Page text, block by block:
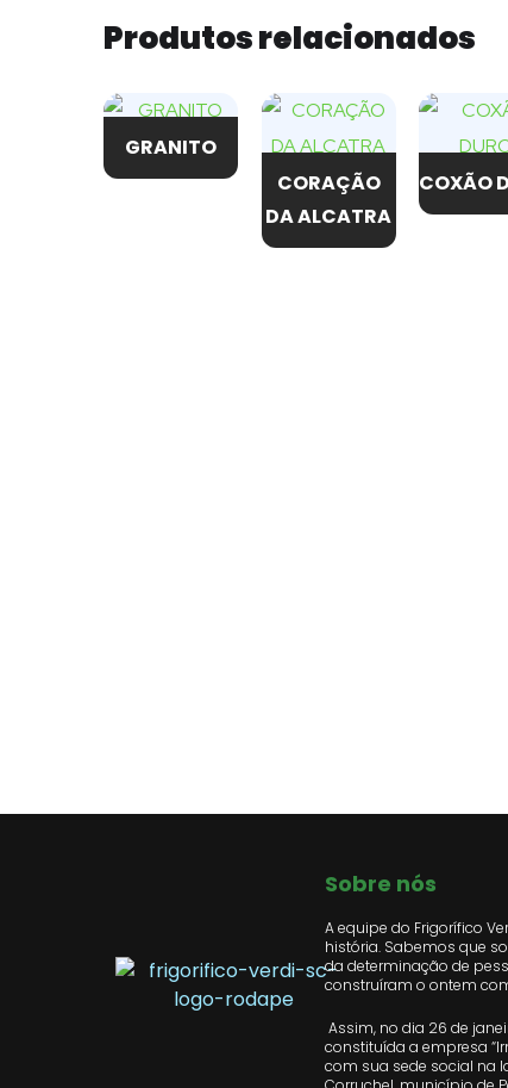
Produtos relacionados
GRANITO
CORAÇÃO
DA ALCATRA
COXÃO
Sobre nós
A equipe do Frigorífico
história. Sabemos que
da determinação de
construíram o ontem
Assim, no dia 26 de
constituída a empresa
com sua sede social na